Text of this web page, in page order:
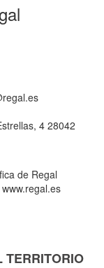
4 28042
de Regal
TERRITORIO